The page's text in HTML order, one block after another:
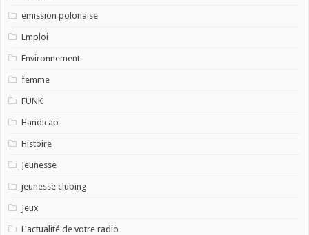
emission polonaise
Emploi
Environnement
femme
FUNK
Handicap
Histoire
Jeunesse
jeunesse clubing
Jeux
L'actualité de votre radio